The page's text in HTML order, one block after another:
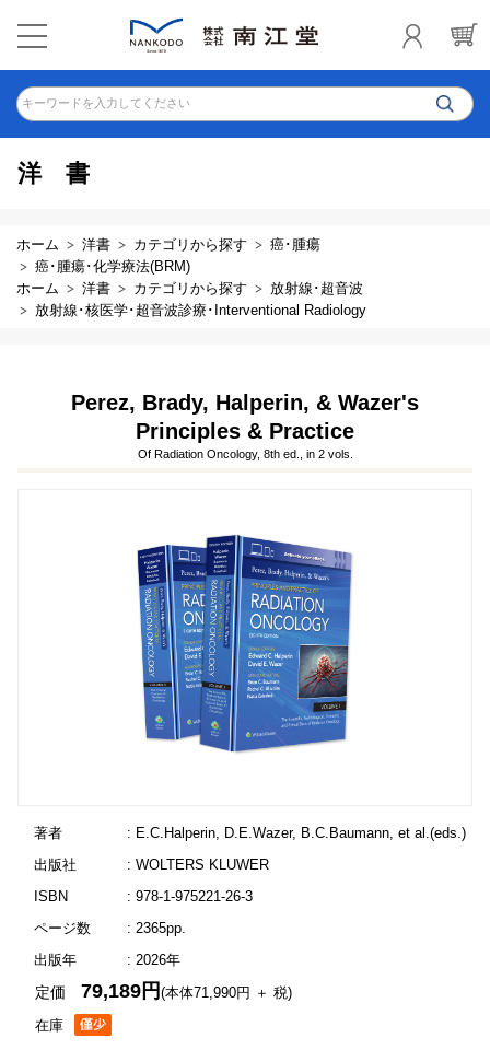
キーワードを入力してください
洋書
ホーム 洋書 カテゴリから探す
癌･腫瘍
癌･腫瘍･化学療法(BRM)
ホーム
洋書 カテゴリから探す
放射線･超音波
放射線･核医学･超音波診療･Interventional Radiology
Perez, Brady, Halperin, & Wazer's
Principles & Practice
Of Radiation Oncology, 8th ed., in 2 vols.
著者
: E.C.Halperin, D.E.Wazer, B.C.Baumann, et al.(eds.)
出版社
: WOLTERS KLUWER
ISBN
: 978-1-975221-26-3
ページ数
: 2365pp.
出版年
: 2026年
在庫
定価79,189円(本体71,990円 ＋ 税)